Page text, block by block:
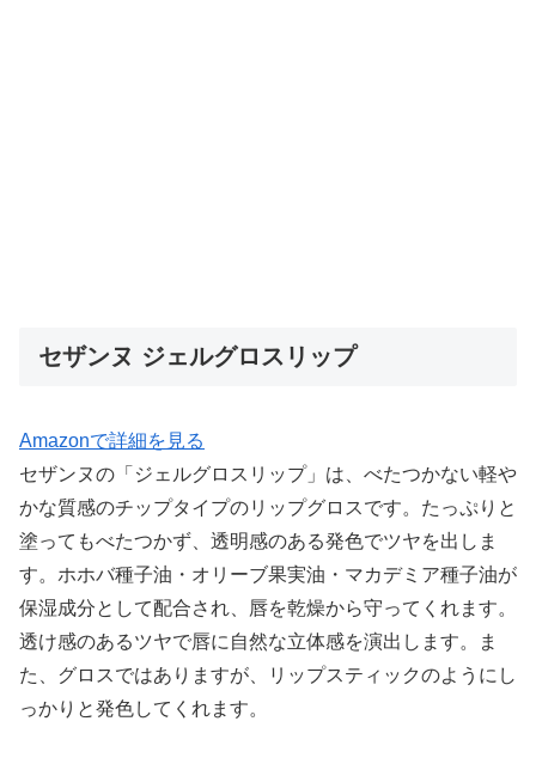
セザンヌ ジェルグロスリップ
Amazonで詳細を見る
セザンヌの「ジェルグロスリップ」は、べたつかない軽や
かな質感のチップタイプのリップグロスです。たっぷりと
塗ってもべたつかず、透明感のある発色でツヤを出しま
す。ホホバ種子油・オリーブ果実油・マカデミア種子油が
保湿成分として配合され、唇を乾燥から守ってくれます。
透け感のあるツヤで唇に自然な立体感を演出します。ま
た、グロスではありますが、リップスティックのようにし
っかりと発色してくれます。